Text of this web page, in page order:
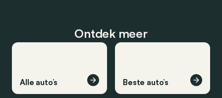
Ontdek meer
Alle auto’s Beste auto’s